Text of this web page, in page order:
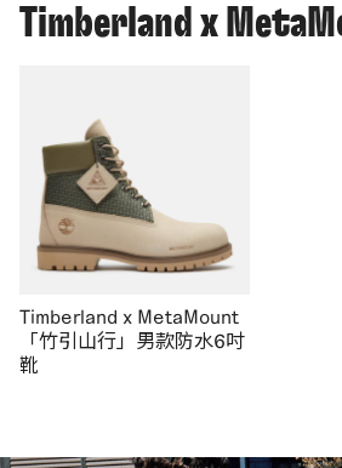
Timberland x
Timberland x MetaMount
「竹引山行」男款防水6吋
靴